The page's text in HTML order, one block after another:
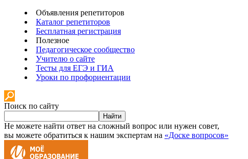
Объявления репетиторов
Каталог репетиторов
Бесплатная регистрация
Полезное
Педагогическое сообщество
Учителю о сайте
Тесты для ЕГЭ и ГИА
Уроки по профориентации
Поиск по сайту
Найти
Не можете найти ответ на сложный вопрос или нужен совет,
вы можете обратиться к нашим экспертам на «Доске вопросов»